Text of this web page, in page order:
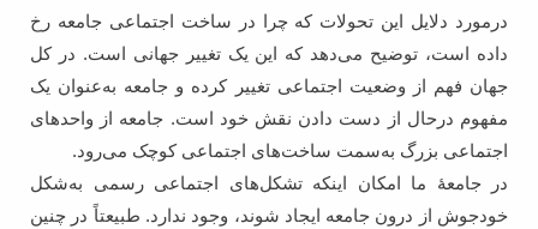
درمورد دلایل این تحولات که چرا در ساخت اجتماعی جامعه رخ
داده است، توضیح می‌دهد که این یک تغییر جهانی ا‌ست. در کل
جهان فهم از وضعیت اجتماعی تغییر کرده و جامعه به‌عنوان یک
مفهوم درحال از دست دادن نقش خود است. جامعه از واحدهای
اجتماعی بزرگ به‌سمت ساخت‌های اجتماعی کوچک می‌رود.
در جامعۀ ما امکان اینکه تشکل‌های اجتماعی رسمی به‌شکل
خودجوش از درون جامعه ایجاد شوند، وجود ندارد. طبیعتاً در چنین